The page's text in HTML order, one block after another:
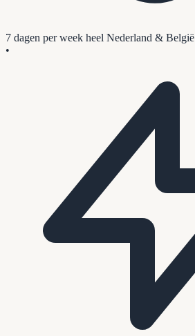
7 dagen per week heel Nederland & België
•